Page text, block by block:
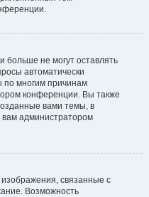
больше не могут оставлять
автоматически
по многим причинам
конференции. Вы также
вами темы, в
вам администратором
связанные с
Возможность